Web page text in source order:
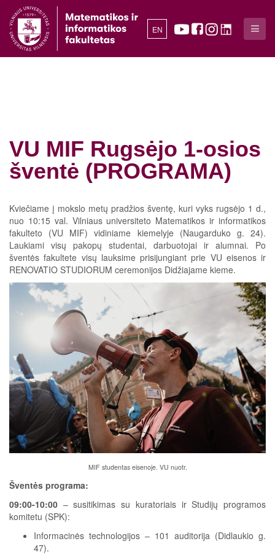
EN
VU MIF Rugsėjo 1-osios
šventė (PROGRAMA)
Kviečiame į mokslo metų pradžios šventę, kuri vyks rugsėjo 1 d.,
nuo 10:15 val. Vilniaus universiteto Matematikos ir informatikos
fakulteto (VU MIF) vidiniame kiemelyje (Naugarduko g. 24).
Laukiami visų pakopų studentai, darbuotojai ir alumnai. Po
šventės fakultete visų lauksime prisijungiant prie VU eisenos ir
RENOVATIO STUDIORUM ceremonijos Didžiajame kieme.
MIF studentas eisenoje. VU nuotr.
Šventės programa:
09:00-10:00 – susitikimas su kuratoriais ir Studijų programos
komitetu (SPK):
Informacinės technologijos – 101 auditorija (Didlaukio g.
47).